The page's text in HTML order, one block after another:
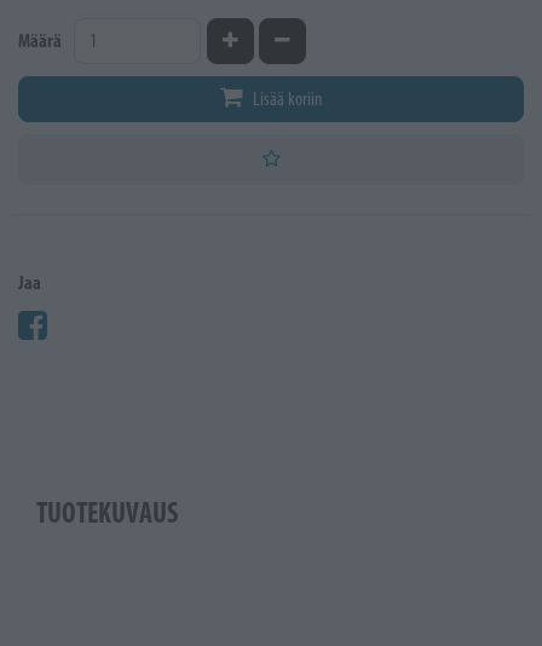
Määrä Kasvata määrääVähennä määrää
Lisää koriin
Jaa
TUOTEKUVAUS